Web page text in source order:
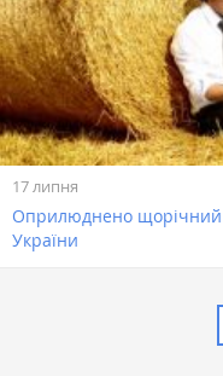
17 липня
Оприлюднено щорічний
України